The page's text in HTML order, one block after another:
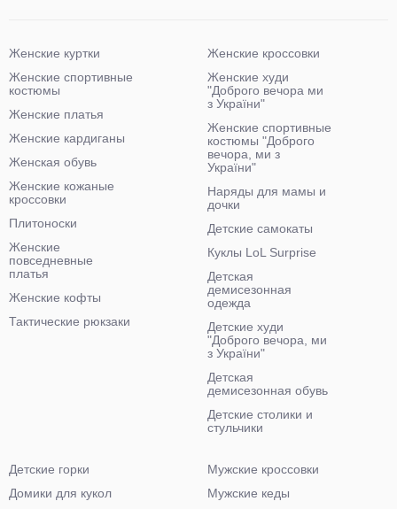
Женские куртки
Женские спортивные
костюмы
Женские платья
Женские кардиганы
Женская обувь
Женские кожаные
кроссовки
Плитоноски
Женские
повседневные
платья
Женские кофты
Тактические рюкзаки
Женские кроссовки
Женские худи
"Доброго вечора ми
з України"
Женские спортивные
костюмы "Доброго
вечора, ми з
України"
Наряды для мамы и
дочки
Детские самокаты
Куклы LoL Surprise
Детская
демисезонная
одежда
Детские худи
"Доброго вечора, ми
з України"
Детская
демисезонная обувь
Детские столики и
стульчики
Детские горки
Домики для кукол
Мужские кроссовки
Мужские кеды